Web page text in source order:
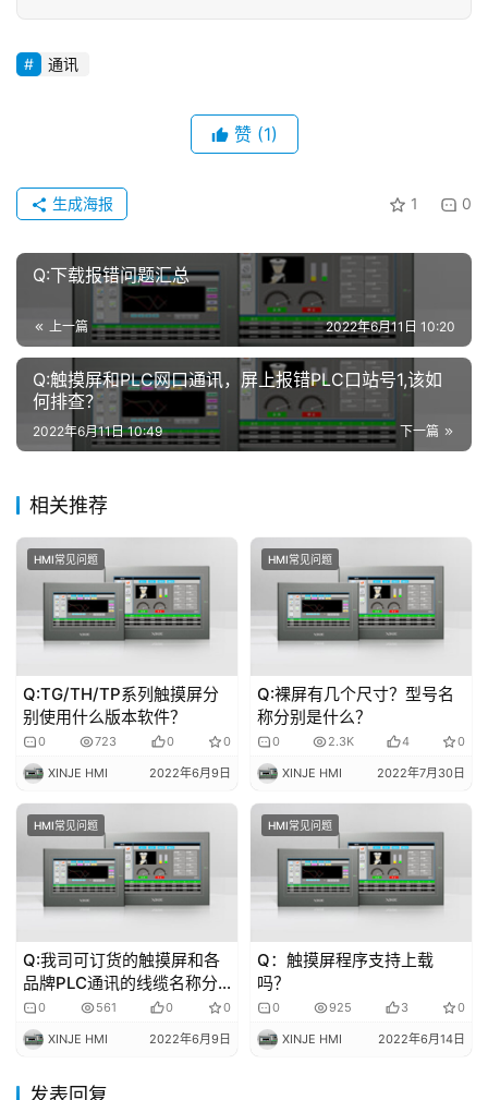
页
课
堂
专
问
答
社
区
常
见
问
题
登录 注册
通讯
赞 (1)
1 0
生成海报
Q:下载报错问题汇总
上一篇 2022年6月11日 10:20
Q:触摸屏和PLC网口通讯，屏上报错PLC口站号1,该如
何排查？￼
下一篇
2022年6月11日 10:49
相关推荐
HMI常见问题
Q:TG/TH/TP系列触摸屏分
别使用什么版本软件？
0 723 0 0
XINJE HMI 2022年6月9日
HMI常见问题
Q:裸屏有几个尺寸？型号名
称分别是什么？
0 2.3K 4 0
XINJE HMI 2022年7月30日
HMI常见问题
Q:我司可订货的触摸屏和各
品牌PLC通讯的线缆名称分
别是什么有哪些？
0 561 0 0
XINJE HMI 2022年6月9日
HMI常见问题
Q：触摸屏程序支持上载
吗？
0 925 3 0
XINJE HMI 2022年6月14日
发表回复